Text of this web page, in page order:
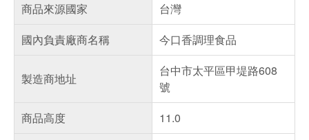
商品來源國家
台灣
國內負責廠商名稱
今口香調理食品
製造商地址
台中市太平區甲堤路608
號
商品高度
11.0